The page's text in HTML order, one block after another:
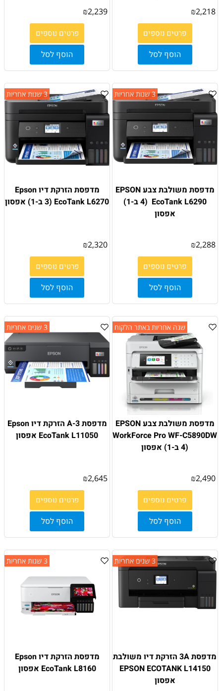
₪2,218
פרטים נוספים
הוסף לסל
₪2,239
פרטים נוספים
הוסף לסל
3 שנות אחריות
מדפסת משולבת צבע EPSON
EcoTank L6290 ׁ (4 ב-1)
אפסון
₪2,288
פרטים נוספים
הוסף לסל
3 שנות אחריות
מדפסת הזרקת דיו Epson
EcoTank L6270 (3 ב-1) אפסון
₪2,320
פרטים נוספים
הוסף לסל
שנה אחריות באתר הלקוח
מדפסת משולבת צבע EPSON
WorkForce Pro WF-C5890DW
(4 ב-1) אפסון
₪2,490
פרטים נוספים
הוסף לסל
3 שנים אחריות
מדפסת 3-A הזרקת דיו Epson
EcoTank L11050 אפסון
₪2,645
פרטים נוספים
הוסף לסל
3 שנים אחריות
מדפסת 3A הזרקת דיו משולבת
EPSON ECOTANK L14150
אפסון
3 שנות אחריות
מדפסת הזרקת דיו Epson
EcoTank L8160 אפסון